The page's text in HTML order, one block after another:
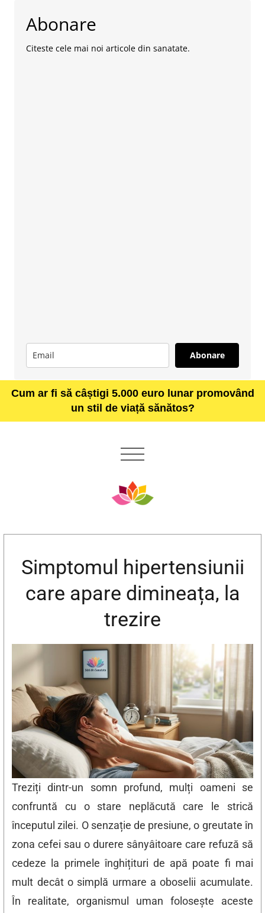
Abonare
Citeste cele mai noi articole din sanatate.
Abonare
Cum ar fi să câștigi 5.000 euro lunar promovând
un stil de viață sănătos?
Simptomul hipertensiunii
care apare dimineața, la
trezire
Treziți dintr-un somn profund, mulți oameni se
confruntă cu o stare neplăcută care le strică
începutul zilei. O senzație de presiune, o greutate în
zona cefei sau o durere sânyâitoare care refuză să
cedeze la primele înghițituri de apă poate fi mai
mult decât o simplă urmare a oboselii acumulate.
În realitate, organismul uman folosește aceste